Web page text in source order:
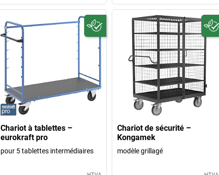
Chariot à tablettes –
eurokraft pro
pour 5 tablettes intermédiaires
Chariot de sécurité –
Kongamek
modèle grillagé